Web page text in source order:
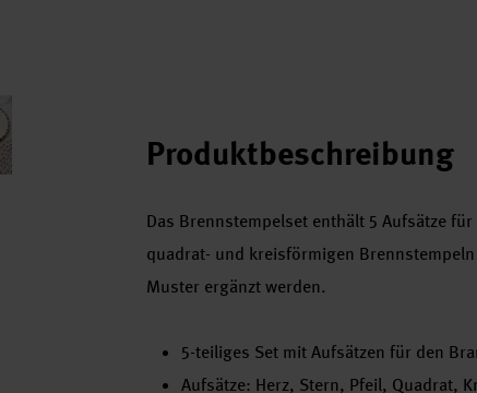
Produktbeschreibung
Das Brennstempelset enthält 5 Aufsätze
quadrat- und kreisförmigen
Muster ergänzt werden.
5-teiliges Set mit Aufsätzen für den
Aufsätze: Herz, Stern, Pfeil, Quadrat,